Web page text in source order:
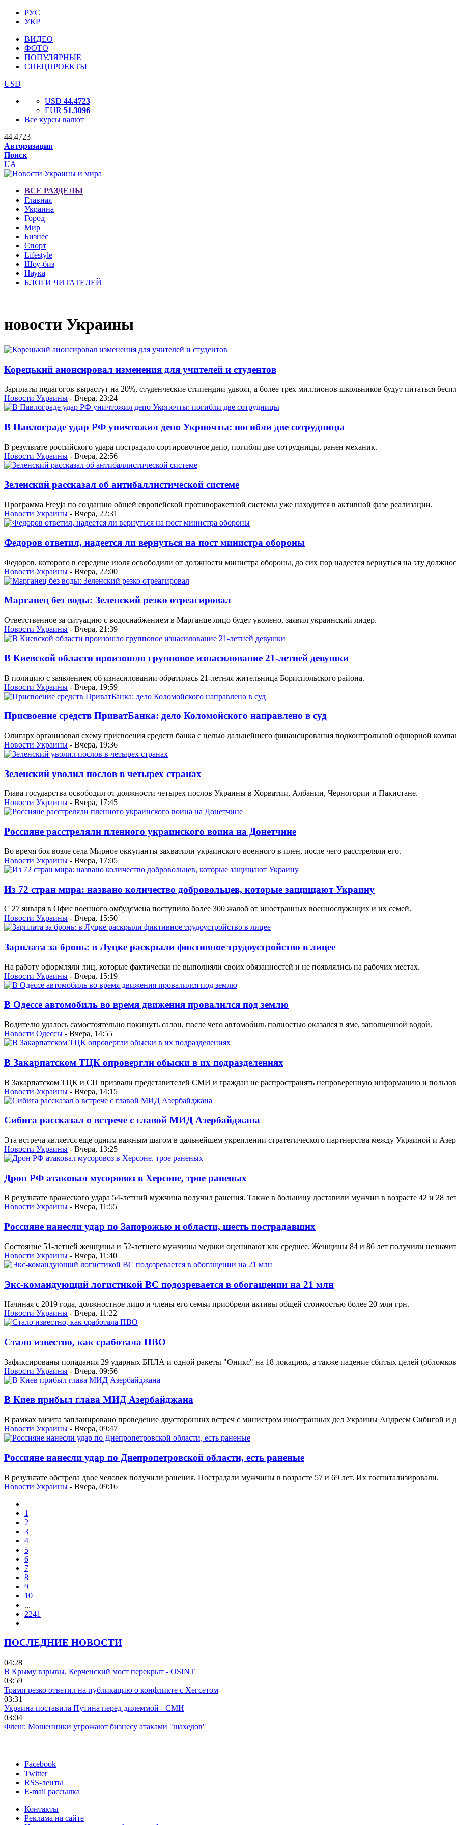
РУС
УКР
ВИДЕО
ФОТО
ПОПУЛЯРНЫЕ
СПЕЦПРОЕКТЫ
USD
USD 44.4723
EUR 51.3096
Все курсы валют
44.4723
Авторизация
Поиск
UA
ВСЕ РАЗДЕЛЫ
Главная
Украина
Город
Мир
Бизнес
Спорт
Lifestyle
Шоу-биз
Наука
БЛОГИ ЧИТАТЕЛЕЙ
новости Украины
Корецький анонсировал изменения для учителей и студентов
Зарплаты педагогов вырастут на 20%, студенческие стипендии удвоят, а более трех миллионов школьников будут питаться
Новости Украины - Вчера, 23:24
В Павлограде удар РФ уничтожил депо Укрпочты: погибли две сотрудницы
В результате российского удара пострадало сортировочное депо, погибли две сотрудницы, ранен механик.
Новости Украины - Вчера, 22:56
Зеленский рассказал об антибаллистической системе
Программа Freyja по созданию общей европейской противоракетной системы уже находится в активной фазе реализации.
Новости Украины - Вчера, 22:31
Федоров ответил, надеется ли вернуться на пост министра обороны
Федоров, которого в середине июля освободили от должности министра обороны, до сих пор надеется вернуться на эту
Новости Украины - Вчера, 22:00
Марганец без воды: Зеленский резко отреагировал
Ответственное за ситуацию с водоснабжением в Марганце лицо будет уволено, заявил украинский лидер.
Новости Украины - Вчера, 21:39
В Киевской области произошло групповое изнасилование 21-летней девушки
В полицию с заявлением об изнасиловании обратилась 21-летняя жительница Бориспольского района.
Новости Украины - Вчера, 19:59
Присвоение средств ПриватБанка: дело Коломойского направлено в суд
Олигарх организовал схему присвоения средств банка с целью дальнейшего финансирования подконтрольной офшорной
Новости Украины - Вчера, 19:36
Зеленский уволил послов в четырех странах
Глава государства освободил от должности четырех послов Украины в Хорватии, Албании, Черногории и Пакистане.
Новости Украины - Вчера, 17:45
Россияне расстреляли пленного украинского воина на Донетчине
Во время боя возле села Мирное оккупанты захватили украинского военного в плен, после чего расстреляли его.
Новости Украины - Вчера, 17:05
Из 72 стран мира: названо количество добровольцев, которые защищают Украину
С 27 января в Офис военного омбудсмена поступило более 300 жалоб от иностранных военнослужащих и их семей.
Новости Украины - Вчера, 15:50
Зарплата за бронь: в Луцке раскрыли фиктивное трудоустройство в лицее
На работу оформляли лиц, которые фактически не выполняли своих обязанностей и не появлялись на рабочих местах.
Новости Украины - Вчера, 15:19
В Одессе автомобиль во время движения провалился под землю
Водителю удалось самостоятельно покинуть салон, после чего автомобиль полностью оказался в яме, заполненной водой.
Новости Одессы - Вчера, 14:55
В Закарпатском ТЦК опровергли обыски в их подразделениях
В Закарпатском ТЦК и СП призвали представителей СМИ и граждан не распространять непроверенную информацию и
Новости Украины - Вчера, 14:15
Сибига рассказал о встрече с главой МИД Азербайджана
Эта встреча является еще одним важным шагом в дальнейшем укреплении стратегического партнерства между Украиной и
Новости Украины - Вчера, 13:25
Дрон РФ атаковал мусоровоз в Херсоне, трое раненых
В результате вражеского удара 54-летний мужчина получил ранения. Также в больницу доставили мужчин в возрасте 42 и 28
Новости Украины - Вчера, 11:55
Россияне нанесли удар по Запорожью и области, шесть пострадавших
Состояние 51-летней женщины и 52-летнего мужчины медики оценивают как среднее. Женщины 84 и 86 лет получили
Новости Украины - Вчера, 11:40
Экс-командующий логистикой ВС подозревается в обогащении на 21 млн
Начиная с 2019 года, должностное лицо и члены его семьи приобрели активы общей стоимостью более 20 млн грн.
Новости Украины - Вчера, 11:22
Стало известно, как сработала ПВО
Зафиксированы попадания 29 ударных БПЛА и одной ракеты "Оникс" на 18 локациях, а также падение сбитых целей
Новости Украины - Вчера, 09:56
В Киев прибыл глава МИД Азербайджана
В рамках визита запланировано проведение двусторонних встреч с министром иностранных дел Украины Андреем Сибигой
Новости Украины - Вчера, 09:47
Россияне нанесли удар по Днепропетровской области, есть раненые
В результате обстрела двое человек получили ранения. Пострадали мужчины в возрасте 57 и 69 лет. Их госпитализировали.
Новости Украины - Вчера, 09:16
1
2
3
4
5
6
7
8
9
10
...
2241
ПОСЛЕДНИЕ НОВОСТИ
04:28
В Крыму взрывы, Керченский мост перекрыт - OSINT
03:59
Трамп резко ответил на публикацию о конфликте с Хегсетом
03:31
Украина поставила Путина перед дилеммой - СМИ
03:04
Флеш: Мошенники угрожают бизнесу атаками "шахедов"
Facebook
Twitter
RSS-ленты
E-mail рассылка
Контакты
Реклама на сайте